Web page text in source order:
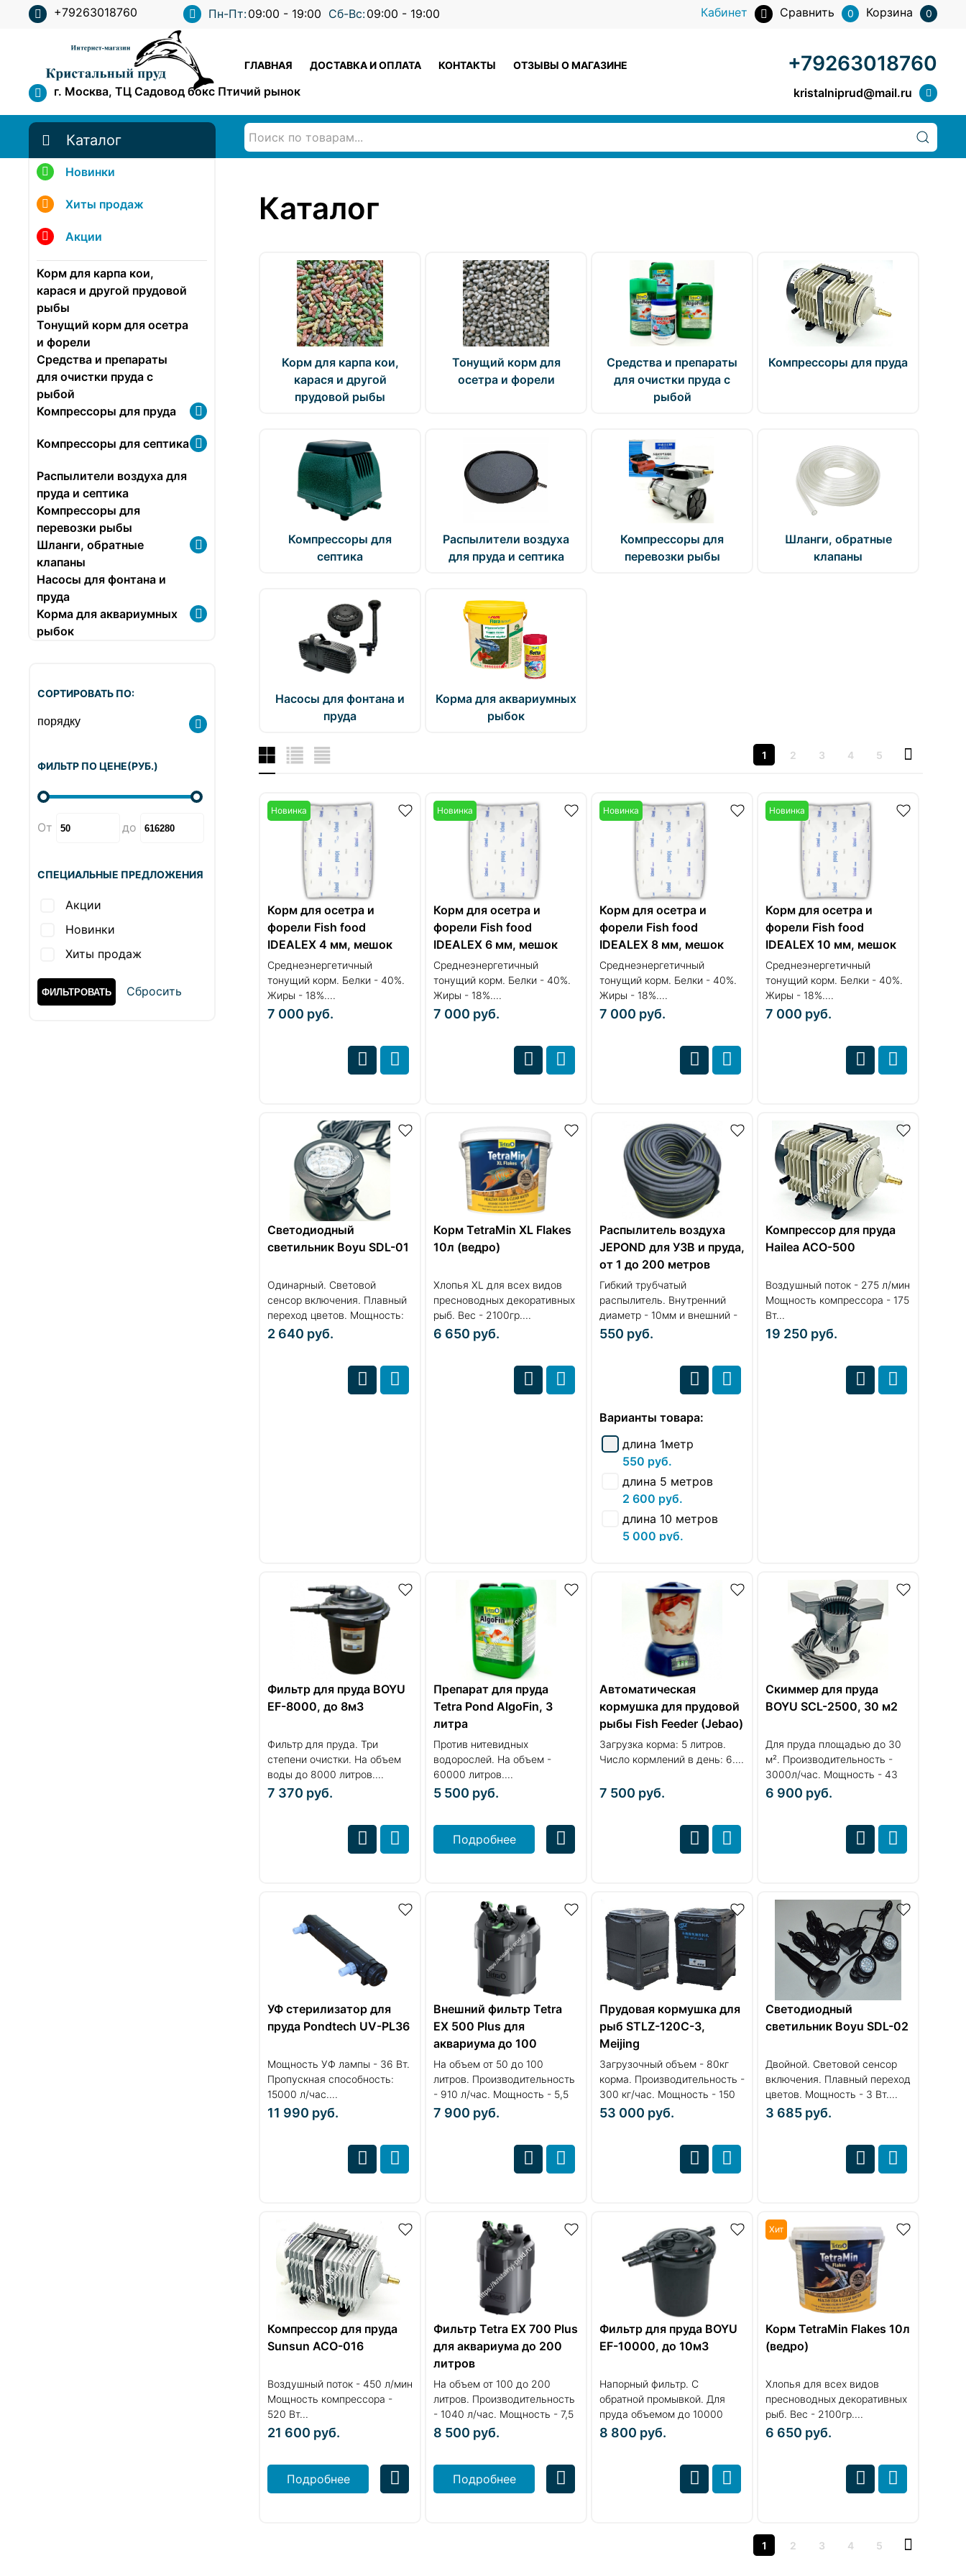
+79263018760 Пн-Пт:09:00 - 19:00 Сб-Вс:09:00 - 19:00 Кабинет Корзина 0
Сравнить 0
г. Москва, ТЦ Садовод бокс Птичий рынок
ГЛАВНАЯ ДОСТАВКА И ОПЛАТА КОНТАКТЫ ОТЗЫВЫ О МАГАЗИНЕ +79263018760
kristalniprud@mail.ru
Каталог
Новинки
Хиты продаж
Акции
Корм для карпа кои,
карася и другой прудовой
рыбы
Тонущий корм для осетра
и форели
Средства и препараты
для очистки пруда с
рыбой
Компрессоры для пруда
Компрессоры для септика
Распылители воздуха для
пруда и септика
Компрессоры для
перевозки рыбы
Шланги, обратные
клапаны
Насосы для фонтана и
пруда
Корма для аквариумных
рыбок
СОРТИРОВАТЬ ПО:
ФИЛЬТР ПО ЦЕНЕ(РУБ.)
От до
СПЕЦИАЛЬНЫЕ ПРЕДЛОЖЕНИЯ
Акции
Новинки
Хиты продаж
Cбросить
Каталог
Корм для карпа кои,
карася и другой
прудовой рыбы
Тонущий корм для
осетра и форели
Средства и препараты
для очистки пруда с
рыбой
Компрессоры для пруда
Компрессоры для
септика
Распылители воздуха
для пруда и септика
Компрессоры для
перевозки рыбы
Шланги, обратные
клапаны
Насосы для фонтана и
пруда
Корма для аквариумных
рыбок
1 2 3 4 5
Новинка
Корм для осетра и
форели Fish food
IDEALEX 4 мм, мешок
25кг, Россия
Среднеэнергетичный
тонущий корм. Белки - 40%.
Жиры - 18%....
7 000 руб.
Новинка
Корм для осетра и
форели Fish food
IDEALEX 6 мм, мешок
25кг, Россия
Среднеэнергетичный
тонущий корм. Белки - 40%.
Жиры - 18%....
7 000 руб.
Новинка
Корм для осетра и
форели Fish food
IDEALEX 8 мм, мешок
25кг, Россия
Среднеэнергетичный
тонущий корм. Белки - 40%.
Жиры - 18%....
7 000 руб.
Новинка
Корм для осетра и
форели Fish food
IDEALEX 10 мм, мешок
25кг, Россия
Среднеэнергетичный
тонущий корм. Белки - 40%.
Жиры - 18%....
7 000 руб.
Cветодиодный
светильник Boyu SDL-01
Одинарный. Световой
сенсор включения. Плавный
переход цветов. Мощность:
1,5 Вт....
2 640 руб.
Корм TetraMin XL Flakes
10л (ведро)
Хлопья XL для всех видов
пресноводных декоративных
рыб. Вес - 2100гр....
6 650 руб.
Распылитель воздуха
JEPOND для УЗВ и пруда,
от 1 до 200 метров
Гибкий трубчатый
распылитель. Внутренний
диаметр - 10мм и внешний -
16мм....
550 руб.
Варианты товара:
длина 1метр
550 руб.
длина 5 метров
2 600 руб.
длина 10 метров
5 000 руб.
Компрессор для пруда
Hailea ACO-500
Воздушный поток - 275 л/мин
Мощность компрессора - 175
Вт...
19 250 руб.
Фильтр для пруда BOYU
EF-8000, до 8м3
Фильтр для пруда. Три
степени очистки. На объем
воды до 8000 литров....
7 370 руб.
Препарат для пруда
Tetra Pond AlgoFin, 3
литра
Против нитевидных
водорослей. На объем -
60000 литров....
5 500 руб.
Подробнее
Автоматическая
кормушка для прудовой
рыбы Fish Feeder (Jebao)
Загрузка корма: 5 литров.
Число кормлений в день: 6....
7 500 руб.
Скиммер для пруда
BOYU SCL-2500, 30 м2
Для пруда площадью до 30
м². Производительность -
3000л/час. Мощность - 43
Вт....
6 900 руб.
УФ стерилизатор для
пруда Pondtech UV-PL36
Мощность УФ лампы - 36 Вт.
Пропускная способность:
15000 л/час....
11 990 руб.
Внешний фильтр Tetra
EX 500 Plus для
аквариума до 100
литров
На объем от 50 до 100
литров. Производительность
- 910 л/час. Мощность - 5,5
Вт....
7 900 руб.
Прудовая кормушка для
рыб STLZ-120C-3,
Meijing
Загрузочный объем - 80кг
корма. Производительность -
300 кг/час. Мощность - 150
...
53 000 руб.
Cветодиодный
светильник Boyu SDL-02
Двойной. Световой сенсор
включения. Плавный переход
цветов. Мощность - 3 Вт....
3 685 руб.
Компрессор для пруда
Sunsun ACO-016
Воздушный поток - 450 л/мин
Мощность компрессора -
520 Вт...
21 600 руб.
Подробнее
Фильтр Tetra EX 700 Plus
для аквариума до 200
литров
На объем от 100 до 200
литров. Производительность
- 1040 л/час. Мощность - 7,5
В...
8 500 руб.
Подробнее
Фильтр для пруда BOYU
EF-10000, до 10м3
Напорный фильтр. С
обратной промывкой. Для
пруда объемом до 10000
литров....
8 800 руб.
Хит
Корм TetraMin Flakes 10л
(ведро)
Хлопья для всех видов
пресноводных декоративных
рыб. Вес - 2100гр....
6 650 руб.
1 2 3 4 5